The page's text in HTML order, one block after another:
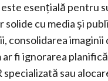
esențială pentru
cu media și
imaginii
fi ignorarea
sau